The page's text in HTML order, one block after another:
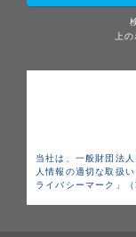
上
当社は、一般財団法
人情報の適切な取扱
ライバシーマーク」